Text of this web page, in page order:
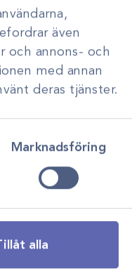
även
och annons- och
med annan
deras tjänster.
Marknadsföring
alla